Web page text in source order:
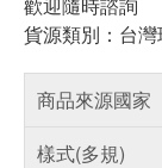
貨源類別：台
商品來源國家
樣式(多規)